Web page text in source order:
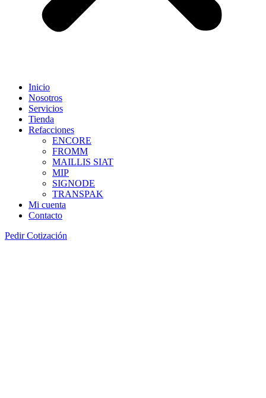
Inicio
Nosotros
Servicios
Tienda
Refacciones
ENCORE
FROMM
MAILLIS SIAT
MIP
SIGNODE
TRANSPAK
Mi cuenta
Contacto
Pedir Cotización